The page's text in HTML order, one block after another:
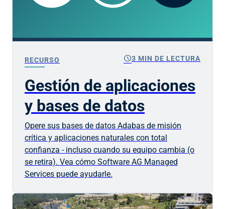
RECURSO schedule3 MIN DE LECTURA
Gestión de aplicaciones
y bases de datos
Opere sus bases de datos Adabas de misión
crítica y aplicaciones naturales con total
confianza - incluso cuando su equipo cambia (o
se retira). Vea cómo Software AG Managed
Services puede ayudarle.